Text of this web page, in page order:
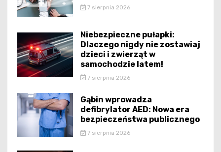
7 sierpnia 2026
Niebezpieczne pułapki:
Dlaczego nigdy nie zostawiaj
dzieci i zwierząt w
samochodzie latem!
7 sierpnia 2026
Gąbin wprowadza
defibrylator AED: Nowa era
bezpieczeństwa publicznego
7 sierpnia 2026